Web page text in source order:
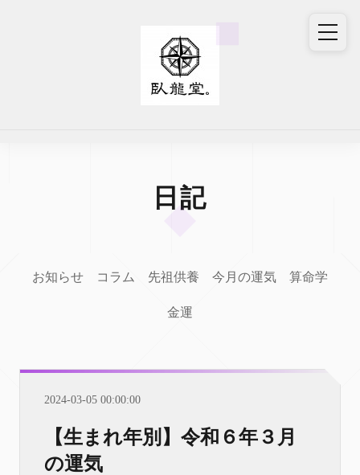
日記
お知らせ コラム 先祖供養 今月の運気 算命学
金運
2024-03-05 00:00:00
【生まれ年別】令和６年３月
の運気